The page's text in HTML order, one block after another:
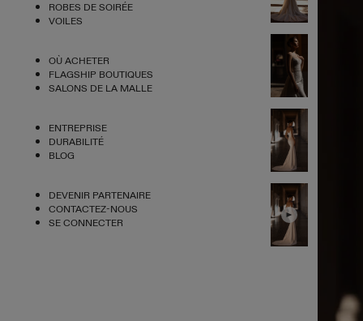
ROBES DE SOIRÉE
VOILES
OÙ ACHETER
FLAGSHIP BOUTIQUES
SALONS DE LA MALLE
ENTREPRISE
DURABILITÉ
BLOG
DEVENIR PARTENAIRE
CONTACTEZ-NOUS
SE CONNECTER